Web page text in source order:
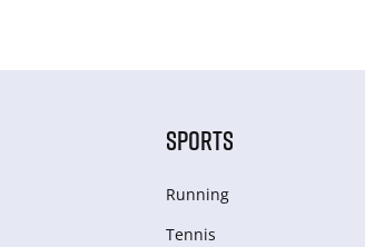
SPORTS
Running
Tennis